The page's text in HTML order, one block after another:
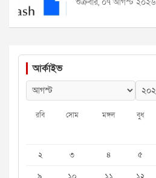
শুক্রবার, ০৭ আগস্ট ২০২৬
আর্কাইভ
রবি সোম মঙ্গল বুধ
২
৩ ৪ ৫